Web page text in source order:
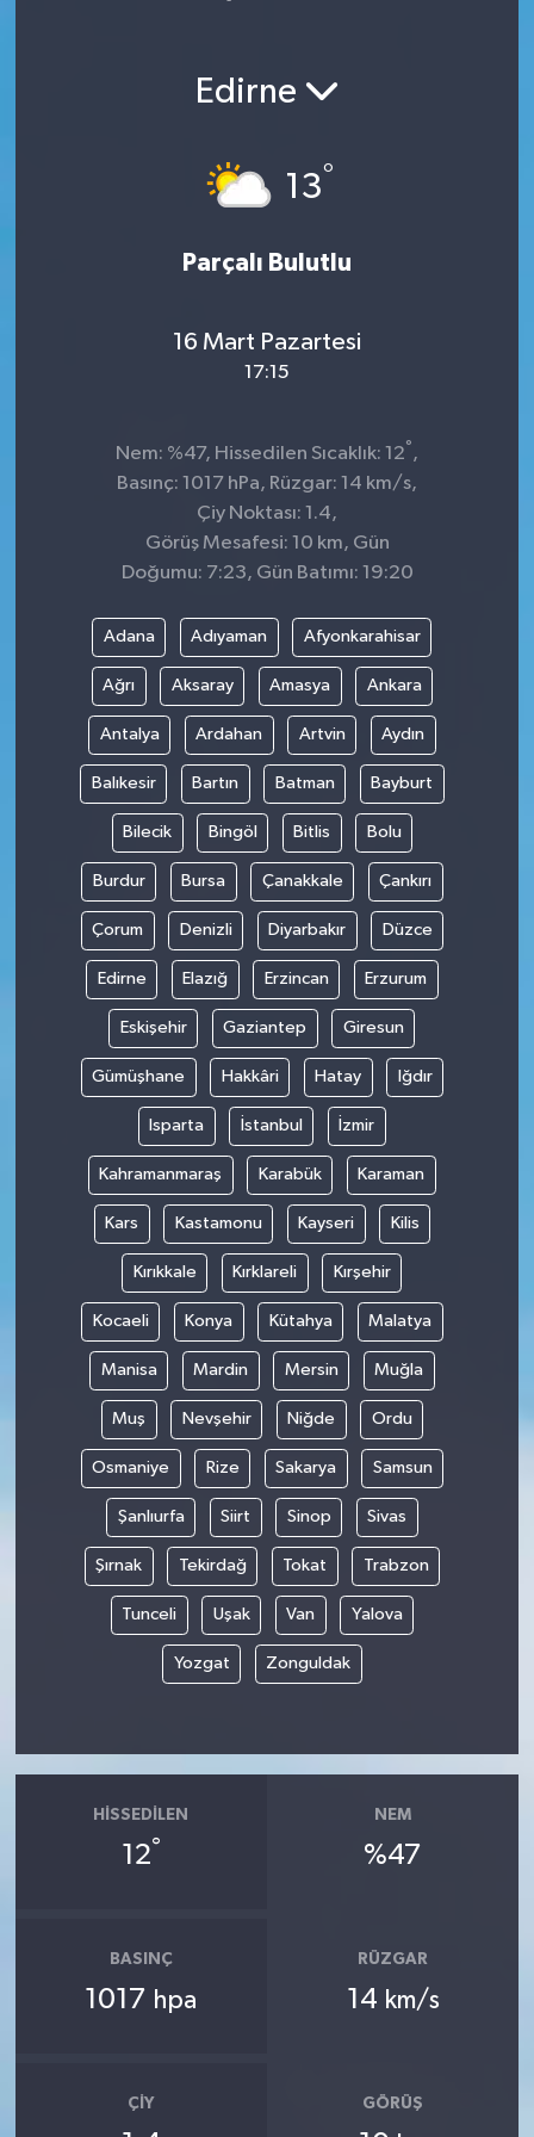
Edirne
13°
Parçalı Bulutlu
16 Mart Pazartesi
17:15
Nem: %47, Hissedilen Sıcaklık: 12° ,
Basınç: 1017 hPa, Rüzgar: 14 km/s,
Çiy Noktası: 1.4,
Görüş Mesafesi: 10 km, Gün
Doğumu: 7:23, Gün Batımı: 19:20
Adana Adıyaman Afyonkarahisar
Ağrı Aksaray Amasya Ankara
Antalya Ardahan Artvin Aydın
Balıkesir Bartın Batman Bayburt
Bilecik Bingöl Bitlis Bolu
Burdur Bursa Çanakkale Çankırı
Çorum Denizli Diyarbakır Düzce
Edirne Elazığ Erzincan Erzurum
Eskişehir Gaziantep Giresun
Gümüşhane Hakkâri Hatay Iğdır
Isparta İstanbul İzmir
Kahramanmaraş Karabük Karaman
Kars Kastamonu Kayseri Kilis
Kırıkkale Kırklareli Kırşehir
Kocaeli Konya Kütahya Malatya
Manisa Mardin Mersin Muğla
Muş Nevşehir Niğde Ordu
Osmaniye Rize Sakarya Samsun
Şanlıurfa Siirt Sinop Sivas
Şırnak Tekirdağ Tokat Trabzon
Tunceli Uşak Van Yalova
Yozgat Zonguldak
HISSEDILEN
12°
NEM
%47
BASINÇ
1017 hpa
RÜZGAR
14 km/s
ÇIY GÖRÜŞ